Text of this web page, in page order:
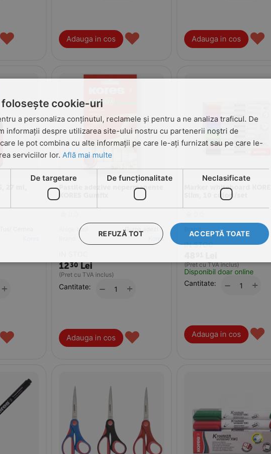
♥ Adauga in cos ♥ Adauga in cos ♥
27 ml,
+
♥
Pastile adezive nepermanente
KORES Gumfix
Alege tipul
Guma adeziva
Kores
1230 Lei
(Pret cu TVA inclus)
Cantitate: +
−
Adauga in cos ♥
Marker whiteboard KORES
Slim, 10 culori/set
Brand
IN STOC
(Pret cu TVA inclus)
Disponibil doar online
Cantitate:
+
−
Adauga in cos ♥
cookie-uri
a personaliza conținutul, reclamele și pentru a ne analiza traficul. De
informații despre utilizarea site-ului nostru cu partenerii noștri de
le pot combina cu alte informații pe care le-ați furnizat sau pe care le-
serviciilor lor. Află mai multe
De targetare De funcţionalitate Neclasificate
ACCEPTĂ TOATE
REFUZĂ TOT